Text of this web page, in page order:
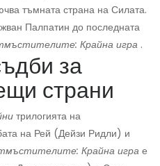
тъмната страна на Силата.
Палпатин до последната
Крайна игра .
за
страни
трилогията на
на Рей (Дейзи Ридли) и
Крайна игра е